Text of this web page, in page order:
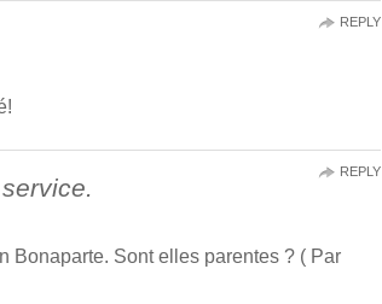
REPLY
Bonaparte. Sont elles parentes ? ( Par
REPLY